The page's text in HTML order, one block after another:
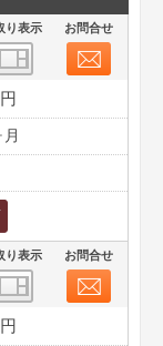
り表示 お問合せ
り表示 お問合せ